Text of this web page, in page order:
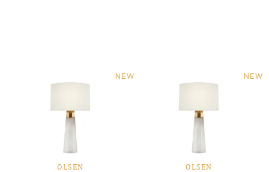
NEW
OLSEN
NEW
OLSEN